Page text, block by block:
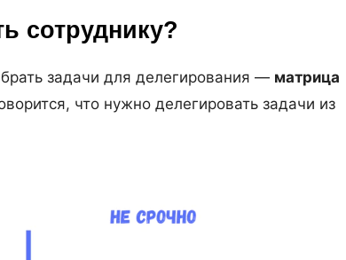
сотруднику?
задачи для делегирования — матрица
что нужно делегировать задачи из